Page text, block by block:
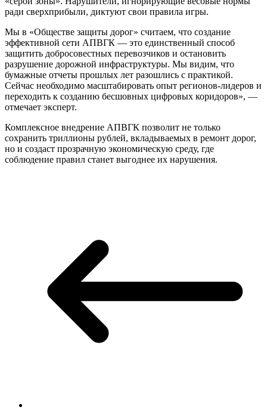
ради сверхприбыли, диктуют свои правила игры.
Мы в «Обществе защиты дорог» считаем, что создание
эффективной сети АПВГК — это единственный способ
защитить добросовестных перевозчиков и остановить
разрушение дорожной инфраструктуры. Мы видим, что
бумажные отчеты прошлых лет разошлись с практикой.
Сейчас необходимо масштабировать опыт регионов-лидеров и
переходить к созданию бесшовных цифровых коридоров», —
отмечает эксперт.
Комплексное внедрение АПВГК позволит не только
сохранить триллионы рублей, вкладываемых в ремонт дорог,
но и создаст прозрачную экономическую среду, где
соблюдение правил станет выгоднее их нарушения.